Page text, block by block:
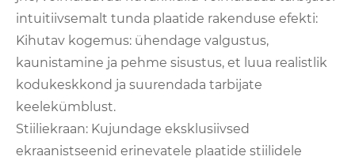
intuitiivsemalt tunda plaatide rakenduse efekti:
Kihutav kogemus: ühendage valgustus,
kaunistamine ja pehme sisustus, et luua realistlik
kodukeskkond ja suurendada tarbijate
keelekümblust.
Stiiliekraan: Kujundage eksklusiivsed
ekraanistseenid erinevatele plaatide stiilidele